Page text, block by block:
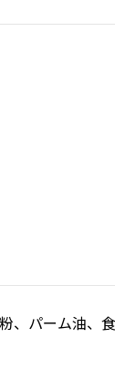
、パーム油、